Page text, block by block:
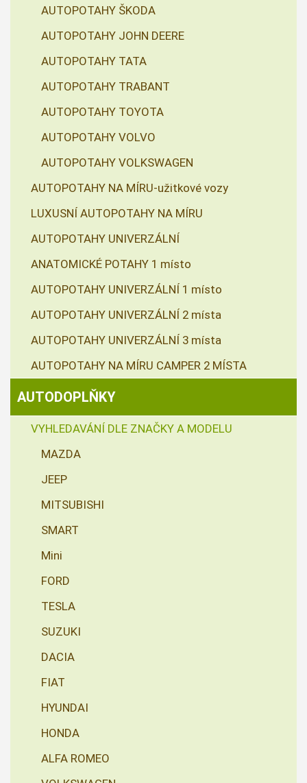
AUTOPOTAHY ŠKODA
AUTOPOTAHY JOHN DEERE
AUTOPOTAHY TATA
AUTOPOTAHY TRABANT
AUTOPOTAHY TOYOTA
AUTOPOTAHY VOLVO
AUTOPOTAHY VOLKSWAGEN
AUTOPOTAHY NA MÍRU-užitkové vozy
LUXUSNÍ AUTOPOTAHY NA MÍRU
AUTOPOTAHY UNIVERZÁLNÍ
ANATOMICKÉ POTAHY 1 místo
AUTOPOTAHY UNIVERZÁLNÍ 1 místo
AUTOPOTAHY UNIVERZÁLNÍ 2 místa
AUTOPOTAHY UNIVERZÁLNÍ 3 místa
AUTOPOTAHY NA MÍRU CAMPER 2 MÍSTA
AUTODOPLŇKY
VYHLEDAVÁNÍ DLE ZNAČKY A MODELU
MAZDA
JEEP
MITSUBISHI
SMART
Mini
FORD
TESLA
SUZUKI
DACIA
FIAT
HYUNDAI
HONDA
ALFA ROMEO